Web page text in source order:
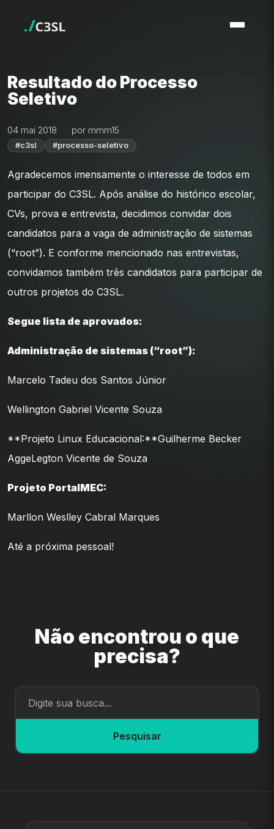
Resultado do Processo
Seletivo
04 mai 2018 por mmm15
#c3sl #processo-seletivo
Agradecemos imensamente o interesse de todos em
participar do C3SL. Após análise do histórico escolar,
CVs, prova e entrevista, decidimos convidar dois
candidatos para a vaga de administração de sistemas
(“root”). E conforme mencionado nas entrevistas,
convidamos também três candidatos para participar de
outros projetos do C3SL.
Segue lista de aprovados:
Administração de sistemas (“root”):
Marcelo Tadeu dos Santos Júnior
Wellington Gabriel Vicente Souza
**Projeto Linux Educacional:**Guilherme Becker
AggeLegton Vicente de Souza
Projeto PortalMEC:
Marllon Weslley Cabral Marques
Até a próxima pessoal!
Não encontrou o que
precisa?
Pesquisar